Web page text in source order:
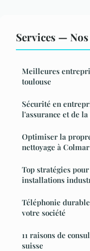
Services —
Meilleures
toulouse
Sécurité en
l'assurance et de
Optimiser la
nettoyage à Colmar
Top stratégies
installations
Téléphonie
votre société
11 raisons de
suisse